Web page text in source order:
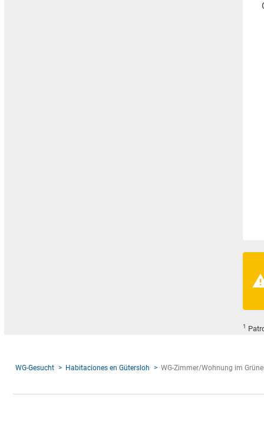
1
WG-Gesucht Habitaciones en Gütersloh WG-Zimmer/Wohnung im